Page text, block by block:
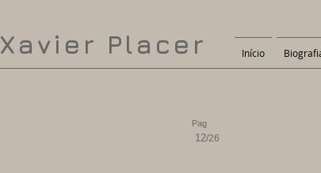
Xavier Placer Início
Pag
12/26